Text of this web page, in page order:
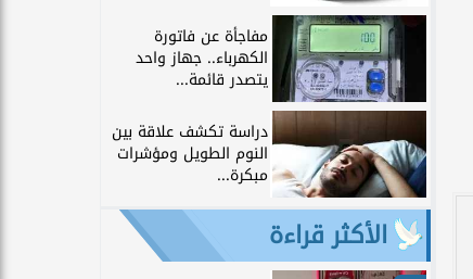
مفاجأة عن فاتورة
الكهرباء.. جهاز واحد
يتصدر قائمة...
دراسة تكشف علاقة بين
النوم الطويل ومؤشرات
مبكرة...
الأكثر قراءة